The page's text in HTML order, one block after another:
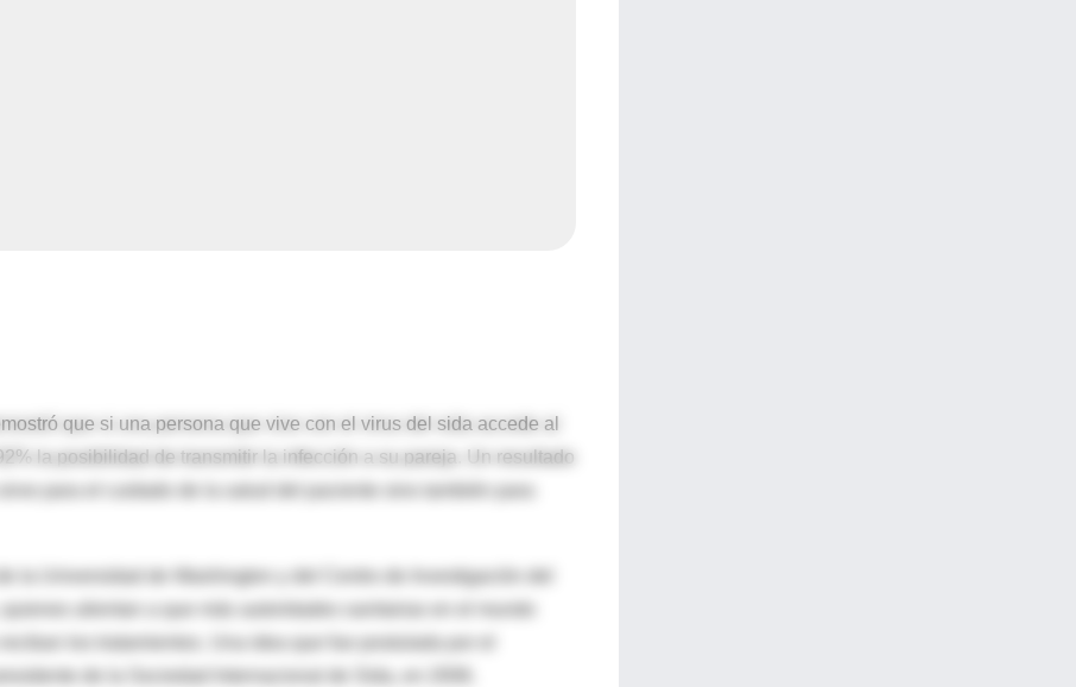
que si una persona que vive con el virus del sida accede al
la posibilidad de transmitir la infección a su pareja. Un resultado
la Universidad de Washington y del Centro de Investigación del
los tratamientos. Una idea que fue postulada por el
de la Sociedad Internacional de Sida, en 2006.